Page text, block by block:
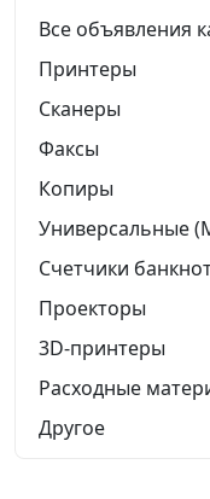
Все объявления
Принтеры
Сканеры
Факсы
Копиры
Универсальные
Счетчики
Проекторы
3D-принтеры
Расходные
Другое